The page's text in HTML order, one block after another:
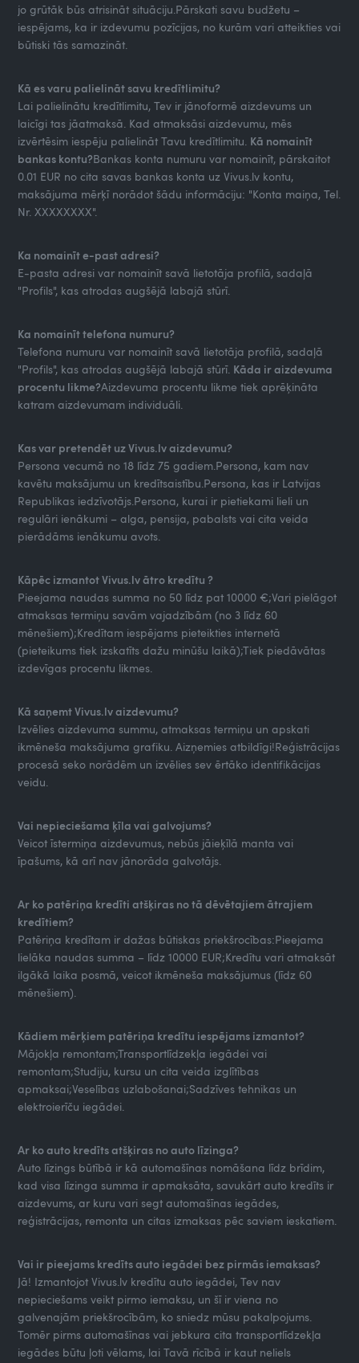
jo grūtāk būs atrisināt situāciju.Pārskati savu budžetu –
iespējams, ka ir izdevumu pozīcijas, no kurām vari atteikties vai
būtiski tās samazināt.
Kā es varu palielināt savu kredītlimitu?
Lai palielinātu kredītlimitu, Tev ir jānoformē aizdevums un
laicīgi tas jāatmaksā. Kad atmaksāsi aizdevumu, mēs
izvērtēsim iespēju palielināt Tavu kredītlimitu. Kā nomainīt
bankas kontu?Bankas konta numuru var nomainīt, pārskaitot
0.01 EUR no cita savas bankas konta uz Vivus.lv kontu,
maksājuma mērķī norādot šādu informāciju: "Konta maiņa, Tel.
Nr. XXXXXXXX".
Ka nomainīt e-past adresi?
E-pasta adresi var nomainīt savā lietotāja profilā, sadaļā
"Profils", kas atrodas augšējā labajā stūrī.
Ka nomainīt telefona numuru?
Telefona numuru var nomainīt savā lietotāja profilā, sadaļā
"Profils", kas atrodas augšējā labajā stūrī. Kāda ir aizdevuma
procentu likme?Aizdevuma procentu likme tiek aprēķināta
katram aizdevumam individuāli.
Kas var pretendēt uz Vivus.lv aizdevumu?
Persona vecumā no 18 līdz 75 gadiem.Persona, kam nav
kavētu maksājumu un kredītsaistību.Persona, kas ir Latvijas
Republikas iedzīvotājs.Persona, kurai ir pietiekami lieli un
regulāri ienākumi – alga, pensija, pabalsts vai cita veida
pierādāms ienākumu avots.
Kāpēc izmantot Vivus.lv ātro kredītu ?
Pieejama naudas summa no 50 līdz pat 10000 €;Vari pielāgot
atmaksas termiņu savām vajadzībām (no 3 līdz 60
mēnešiem);Kredītam iespējams pieteikties internetā
(pieteikums tiek izskatīts dažu minūšu laikā);Tiek piedāvātas
izdevīgas procentu likmes.
Kā saņemt Vivus.lv aizdevumu?
Izvēlies aizdevuma summu, atmaksas termiņu un apskati
ikmēneša maksājuma grafiku. Aizņemies atbildīgi!Reģistrācijas
procesā seko norādēm un izvēlies sev ērtāko identifikācijas
veidu.
Vai nepieciešama ķīla vai galvojums?
Veicot īstermiņa aizdevumus, nebūs jāieķīlā manta vai
īpašums, kā arī nav jānorāda galvotājs.
Ar ko patēriņa kredīti atšķiras no tā dēvētajiem ātrajiem
kredītiem?
Patēriņa kredītam ir dažas būtiskas priekšrocības:Pieejama
lielāka naudas summa – līdz 10000 EUR;Kredītu vari atmaksāt
ilgākā laika posmā, veicot ikmēneša maksājumus (līdz 60
mēnešiem).
Kādiem mērķiem patēriņa kredītu iespējams izmantot?
Mājokļa remontam;Transportlīdzekļa iegādei vai
remontam;Studiju, kursu un cita veida izglītības
apmaksai;Veselības uzlabošanai;Sadzīves tehnikas un
elektroierīču iegādei.
Ar ko auto kredīts atšķiras no auto līzinga?
Auto līzings būtībā ir kā automašīnas nomāšana līdz brīdim,
kad visa līzinga summa ir apmaksāta, savukārt auto kredīts ir
aizdevums, ar kuru vari segt automašīnas iegādes,
reģistrācijas, remonta un citas izmaksas pēc saviem ieskatiem.
Vai ir pieejams kredīts auto iegādei bez pirmās iemaksas?
Jā! Izmantojot Vivus.lv kredītu auto iegādei, Tev nav
nepieciešams veikt pirmo iemaksu, un šī ir viena no
galvenajām priekšrocībām, ko sniedz mūsu pakalpojums.
Tomēr pirms automašīnas vai jebkura cita transportlīdzekļa
iegādes būtu ļoti vēlams, lai Tavā rīcībā ir kaut neliels